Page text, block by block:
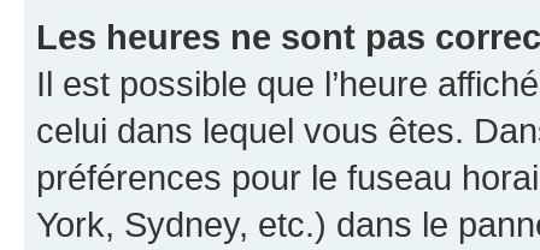
Les heures ne sont pas
Il est possible que l’heure
celui dans lequel vous êtes.
préférences pour le fuseau
York, Sydney, etc.) dans le